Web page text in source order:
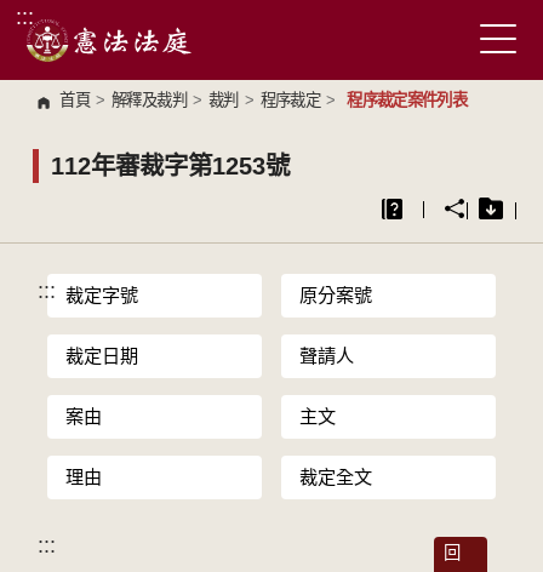
跳到主要內容區塊
:::
首頁 > 解釋及裁判 > 裁判 > 程序裁定 > 程序裁定案件列表
112年審裁字第1253號
::: 裁定字號 原分案號
裁定日期 聲請人
案由 主文
理由 裁定全文
:::
回